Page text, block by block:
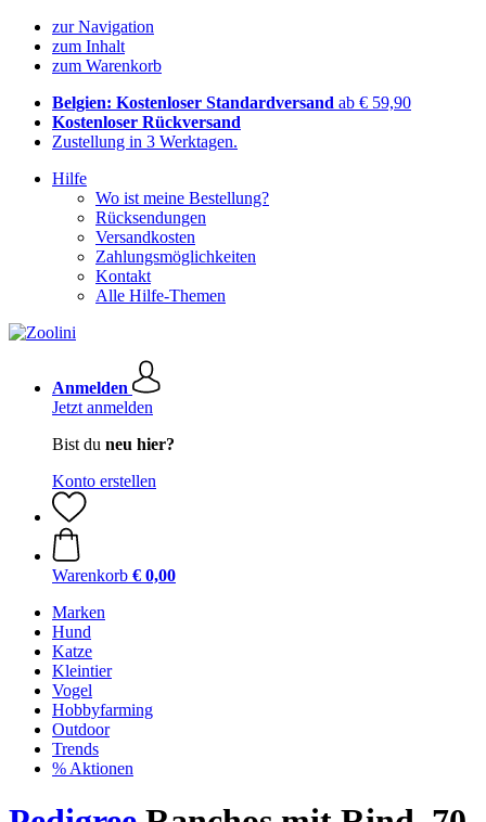
zur Navigation
zum Inhalt
zum Warenkorb
Belgien: Kostenloser Standardversand ab € 59,90
Kostenloser Rückversand
Zustellung in 3 Werktagen.
Hilfe
Wo ist meine Bestellung?
Rücksendungen
Versandkosten
Zahlungsmöglichkeiten
Kontakt
Alle Hilfe-Themen
Anmelden
Jetzt anmelden
Bist du neu hier?
Konto erstellen
Warenkorb € 0,00
Marken
Hund
Katze
Kleintier
Vogel
Hobbyfarming
Outdoor
Trends
% Aktionen